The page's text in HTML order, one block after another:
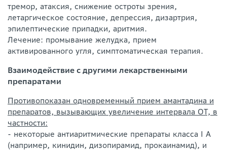
тремор, атаксия, снижение остроты зрения,
летаргическое состояние, депрессия, дизартрия,
эпилептические припадки, аритмия.
Лечение: промывание желудка, прием
активированного угля, симптоматическая терапия.
Взаимодействие с другими лекарственными
препаратами
Противопоказан одновременный прием амантадина и
препаратов, вызывающих увеличение интервала ОТ, в
частности:
- некоторые антиаритмические препараты класса I А
(например, кинидин, дизопирамид, прокаинамид), и